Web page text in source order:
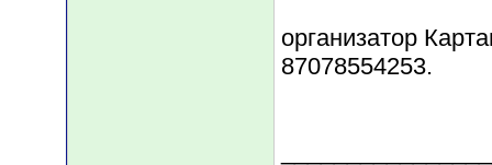
организатор
87078554253.